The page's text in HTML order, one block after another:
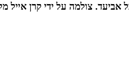
צולמה על ידי קרן